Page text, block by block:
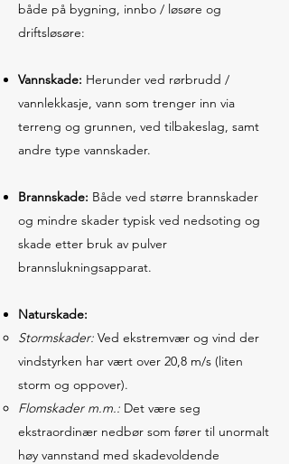
både på bygning, innbo / løsøre og
driftsløsøre:
Vannskade: Herunder ved rørbrudd /
vannlekkasje, vann som trenger inn via
terreng og grunnen, ved tilbakeslag, samt
andre type vannskader.
Brannskade: Både ved større brannskader
og mindre skader typisk ved nedsoting og
skade etter bruk av pulver
brannslukningsapparat.
Naturskade:
Stormskader: Ved ekstremvær og vind der
vindstyrken har vært over 20,8 m/s (liten
storm og oppover).
Flomskader m.m.: Det være seg
ekstraordinær nedbør som fører til unormalt
høy vannstand med skadevoldende